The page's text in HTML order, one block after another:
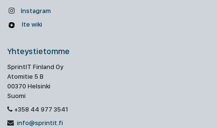
Instagram
Ite wiki
Yhteystietomme
SprintIT Finland Oy
Atomitie 5 B
00370 Helsinki
Suomi
+358 44 977 3541
info@sprintit.fi